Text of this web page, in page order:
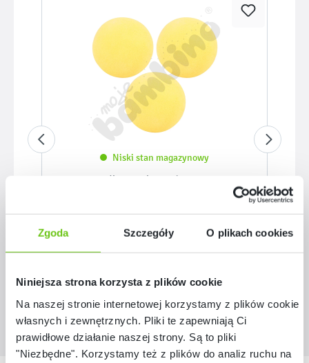
Zgoda Szczegóły O plikach cookies
Niniejsza strona korzysta z plików cookie
Na naszej stronie internetowej korzystamy z plików cookie:
własnych i zewnętrznych. Pliki te zapewniają Ci
prawidłowe działanie naszej strony. Są to pliki
"Niezbędne". Korzystamy też z plików do analiz ruchu na
Niski stan magazynowy
Piłka piankowa śr. 7 cm
Kod produktu:077001
12,90 zł